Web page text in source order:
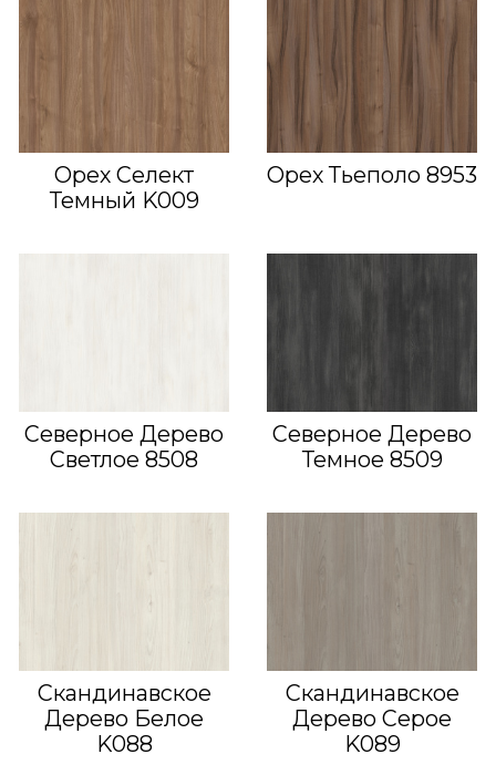
Орех Селект
Темный K009
Орех Тьеполо 8953
Северное Дерево
Светлое 8508
Северное Дерево
Темное 8509
Скандинавское
Дерево Белое
K088
Скандинавское
Дерево Серое
K089